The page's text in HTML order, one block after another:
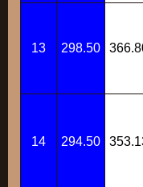
13 298.50
14 294.50